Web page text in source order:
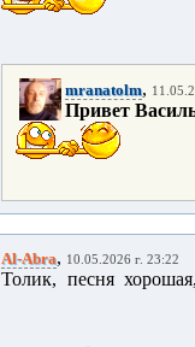
mranatolm,
Привет
Al-Abra, 10.05.2026 г. 23:22
Толик, песня